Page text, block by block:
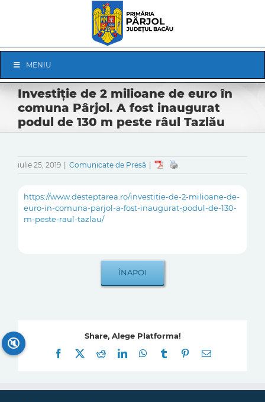
Navigation
MENIU
Investiţie de 2 milioane de euro în
comuna Pârjol. A fost inaugurat
podul de 130 m peste râul Tazlău
iulie 25, 2019 Comunicate de Presă
https://www.desteptarea.ro/investitie-de-2-milioane-de-
euro-in-comuna-parjol-a-fost-inaugurat-podul-de-130-
m-peste-raul-tazlau/
Share, Alege Platforma!
Facebook
RedditLinkedInWhatsApp
Tumblr Pinterest
E-
🔇